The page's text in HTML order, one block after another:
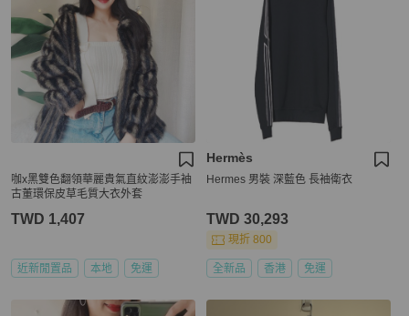
咖x黑雙色翻領華麗貴氣直紋澎澎手袖
古董環保皮草毛質大衣外套
TWD 1,407
近新閒置品 本地 免運
Hermès
Hermes 男裝 深藍色 長袖衛衣
TWD 30,293
現折 800
全新品 香港 免運